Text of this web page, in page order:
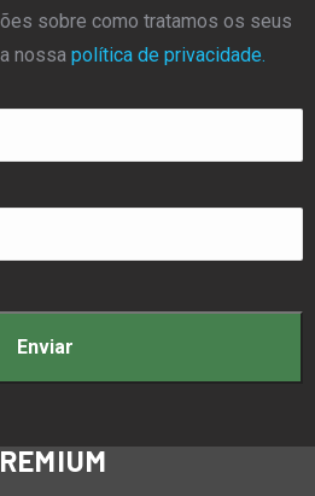
sobre como tratamos os seus
nossa política de privacidade.